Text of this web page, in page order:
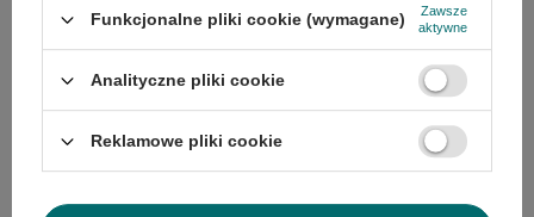
Kinkiet biały hotelowy z lampką do czytania LED Magnum Candellux 21-
75666
Wąski biały kinkiet LED Magnum
Funkcjonalne pliki cookie (wymagane)
Zawsze
aktywne
Analityczne pliki cookie
Reklamowe pliki cookie